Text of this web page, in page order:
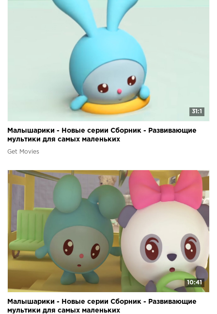
31:1
Малышарики - Новые серии Сборник - Развивающие
мультики для самых маленьких
Get Movies
10:41
Малышарики - Новые серии Сборник - Развивающие
мультики для самых маленьких